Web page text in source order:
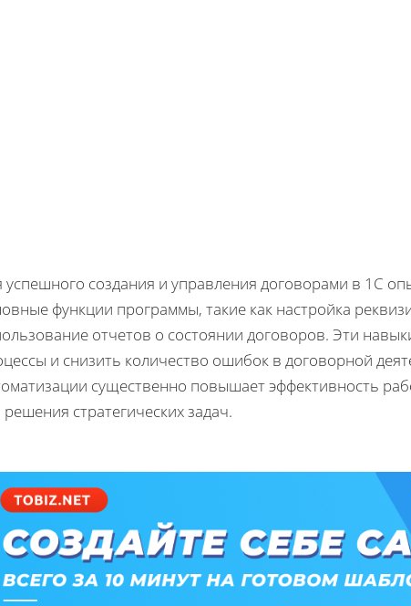
успешного создания и управления договорами в 1С
функции программы, такие как настройка
отчетов о состоянии договоров. Эти
и снизить количество ошибок в договорной
существенно повышает эффективность
решения стратегических задач.